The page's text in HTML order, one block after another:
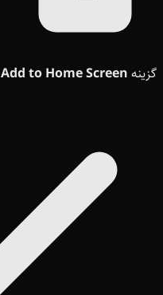
گزینه Add to Home Screen